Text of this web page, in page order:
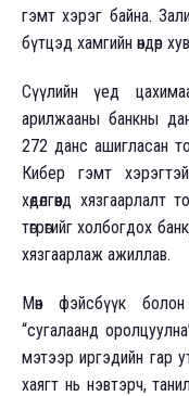
гэмт хэрэг байна.
бүтцэд хамгийн өндөр
Сүүлийн үед
арилжааны банкны
272 данс ашигласан
Кибер гэмт
хөдөлгөөнд
төгрөгийг холбогдох
хязгаарлаж ажиллав.
Мөн фэйсбүүк
“сугалаанд
мэтээр иргэдийн гар
хаягт нь нэвтэрч,